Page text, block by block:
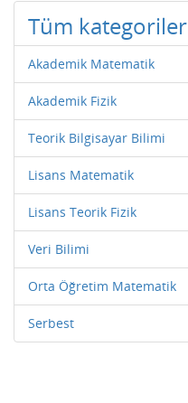
Tüm kategoriler
Akademik Matematik
Akademik Fizik
Teorik Bilgisayar Bilimi
Lisans Matematik
Lisans Teorik Fizik
Veri Bilimi
Orta Öğretim Matematik
Serbest